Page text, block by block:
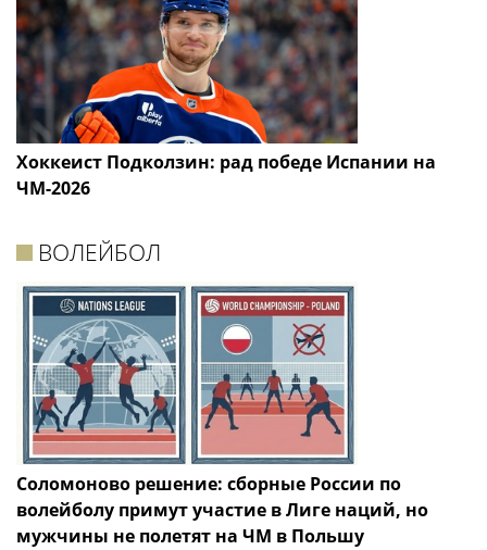
Хоккеист Подколзин: рад победе Испании на
ЧМ-2026
ВОЛЕЙБОЛ
Соломоново решение: сборные России по
волейболу примут участие в Лиге наций, но
мужчины не полетят на ЧМ в Польшу